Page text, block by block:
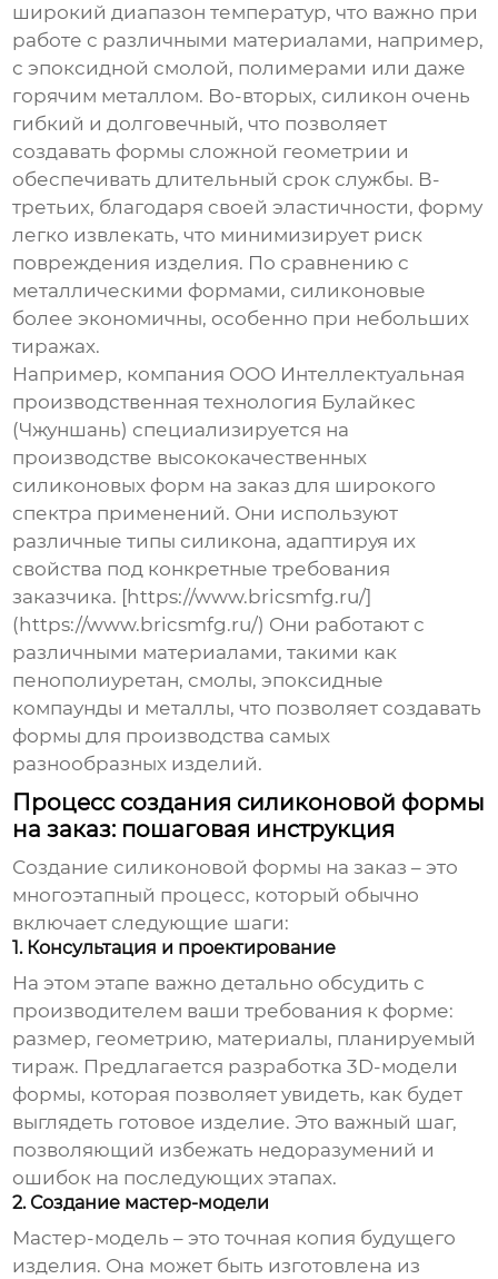
широкий диапазон температур, что важно при
работе с различными материалами, например,
с эпоксидной смолой, полимерами или даже
горячим металлом. Во-вторых, силикон очень
гибкий и долговечный, что позволяет
создавать формы сложной геометрии и
обеспечивать длительный срок службы. В-
третьих, благодаря своей эластичности, форму
легко извлекать, что минимизирует риск
повреждения изделия. По сравнению с
металлическими формами, силиконовые
более экономичны, особенно при небольших
тиражах.
Например, компания ООО Интеллектуальная
производственная технология Булайкес
(Чжуншань) специализируется на
производстве высококачественных
силиконовых форм на заказ для широкого
спектра применений. Они используют
различные типы силикона, адаптируя их
свойства под конкретные требования
заказчика. [https://www.bricsmfg.ru/]
(https://www.bricsmfg.ru/) Они работают с
различными материалами, такими как
пенополиуретан, смолы, эпоксидные
компаунды и металлы, что позволяет создавать
формы для производства самых
разнообразных изделий.
Процесс создания силиконовой формы
на заказ: пошаговая инструкция
Создание силиконовой формы на заказ – это
многоэтапный процесс, который обычно
включает следующие шаги:
1. Консультация и проектирование
На этом этапе важно детально обсудить с
производителем ваши требования к форме:
размер, геометрию, материалы, планируемый
тираж. Предлагается разработка 3D-модели
формы, которая позволяет увидеть, как будет
выглядеть готовое изделие. Это важный шаг,
позволяющий избежать недоразумений и
ошибок на последующих этапах.
2. Создание мастер-модели
Мастер-модель – это точная копия будущего
изделия. Она может быть изготовлена из